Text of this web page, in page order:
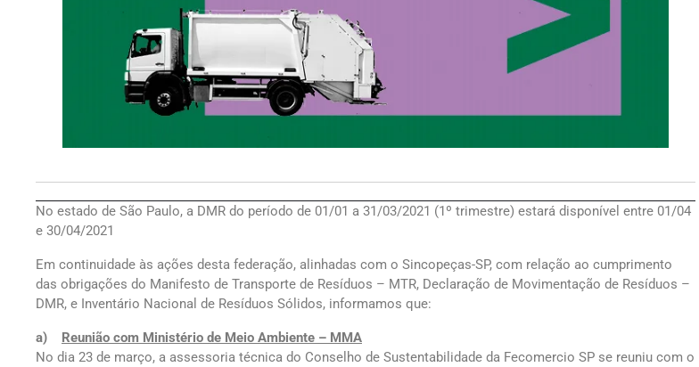
No estado de São Paulo, a DMR do período de 01/01 a 31/03/2021 (1º trimestre) estará disponível entre 01/04
e 30/04/2021
Em continuidade às ações desta federação, alinhadas com o Sincopeças-SP, com relação ao cumprimento
das obrigações do Manifesto de Transporte de Resíduos – MTR, Declaração de Movimentação de Resíduos –
DMR, e Inventário Nacional de Resíduos Sólidos, informamos que:
a) Reunião com Ministério de Meio Ambiente – MMA
No dia 23 de março, a assessoria técnica do Conselho de Sustentabilidade da Fecomercio SP se reuniu com o